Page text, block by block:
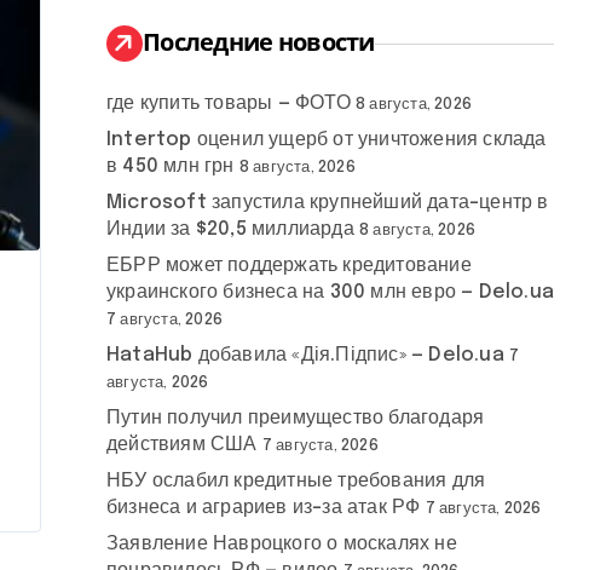
:
Последние новости
где купить товары — ФОТО 8 августа, 2026
Intertop оценил ущерб от уничтожения склада
в 450 млн грн 8 августа, 2026
Microsoft запустила крупнейший дата-центр в
Индии за $20,5 миллиарда 8 августа, 2026
ЕБРР может поддержать кредитование
украинского бизнеса на 300 млн евро — Delo.ua
7 августа, 2026
HataHub добавила «Дія.Підпис» — Delo.ua 7
августа, 2026
Путин получил преимущество благодаря
действиям США 7 августа, 2026
НБУ ослабил кредитные требования для
бизнеса и аграриев из-за атак РФ 7 августа, 2026
Заявление Навроцкого о москалях не